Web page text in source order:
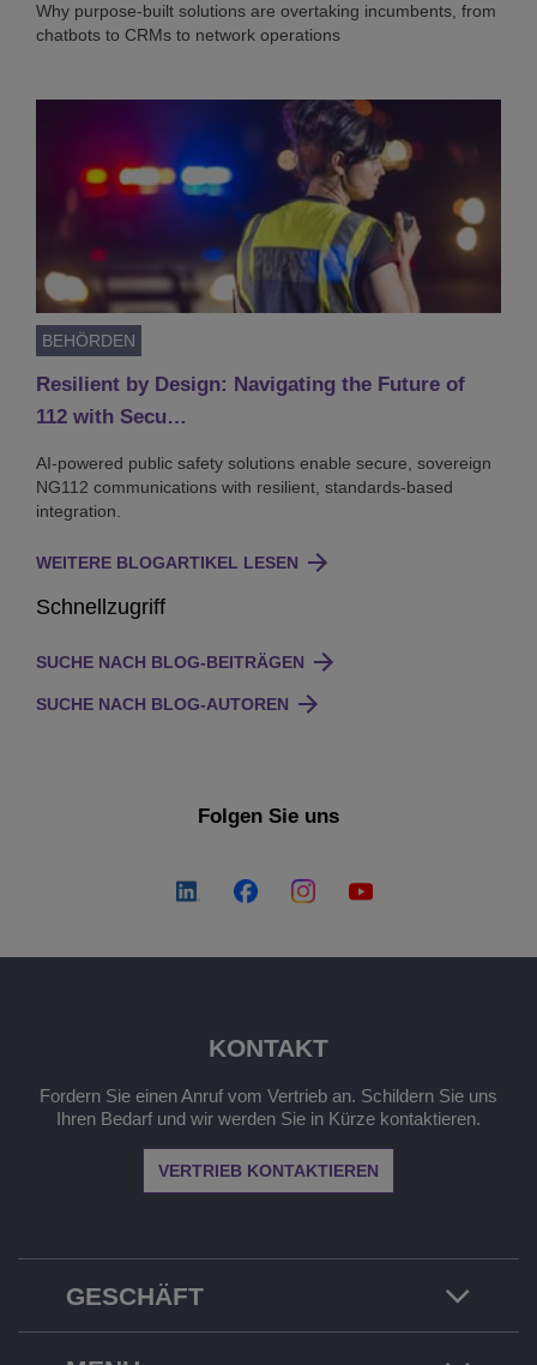
Why purpose-built solutions are overtaking incumbents, from
chatbots to CRMs to network operations
BEHÖRDEN
Resilient by Design: Navigating the Future of
112 with Secu…
AI-powered public safety solutions enable secure, sovereign
NG112 communications with resilient, standards-based
integration.
WEITERE BLOGARTIKEL LESEN
Schnellzugriff
SUCHE NACH BLOG-BEITRÄGEN
SUCHE NACH BLOG-AUTOREN
Folgen Sie uns
GESCHÄFT
KONTAKT
Fordern Sie einen Anruf vom Vertrieb an. Schildern Sie uns
Ihren Bedarf und wir werden Sie in Kürze kontaktieren.
VERTRIEB KONTAKTIEREN